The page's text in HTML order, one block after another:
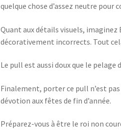
quelque chose d’assez neutre pour
Quant aux détails visuels,
décorativement incorrects. Tout
Le pull est aussi doux que le pelage
Finalement, porter ce pull n’est
dévotion aux fêtes de fin d’année.
Préparez-vous à être le roi non